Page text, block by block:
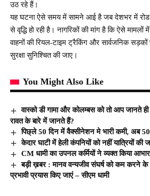
उठ रहे हैं।
यह घटना ऐसे समय में सामने आई है जब देशभर में
से वृद्धि हो रही है। नागरिकों की मांग है कि ऐसे मामलों
वाहनों की रियल-टाइम ट्रैकिंग और सार्वजनिक सड़कों
सुरक्षा सुनिश्चित की जाए।
You Might Also Like
वास्को डी गामा और कोलम्बस को तो आप जानते
रावत के बारे में जानते हैं?
पिछ्ले 50 दिन में वैक्सीनेशन मे भारी कमी, अब 50
केदार घाटी में हेली कंपनियों को नहीं यात्रियों की
CM धामी का उपनल कर्मियों ने व्यक्त किया आभार
बड़ी ख़बर : मानव वन्यजीव संघर्ष को कम करने के
प्रभावी प्रयास किए जाएं – सीएम धामी